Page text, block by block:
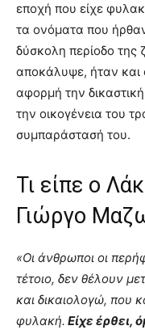
εποχή που είχε
τα ονόματα που
δύσκολη περίοδο
αποκάλυψε, ήταν και
αφορμή την
την οικογένεια του
συμπαράστασή του.
Τι είπε ο
Γιώργο
«Οι άνθρωποι οι
τέτοιο, δεν θέλουν
και δικαιολογώ, που
φυλακή. Είχε έρθει,